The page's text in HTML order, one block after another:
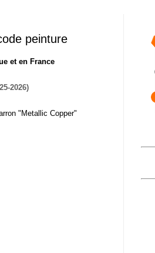
peinture
et en France
2026)
"Metallic Copper"